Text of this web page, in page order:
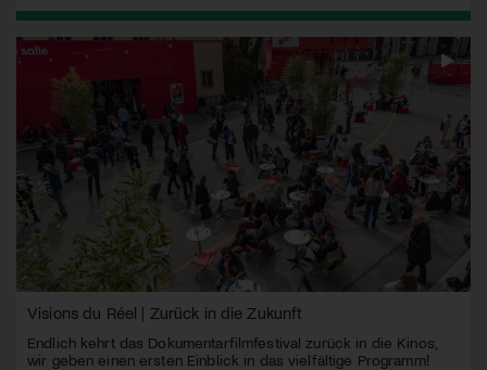
Visions du Réel | Zurück in die Zukunft
Endlich kehrt das Dokumentarfilmfestival zurück in die Kinos,
wir geben einen ersten Einblick in das vielfältige Programm!